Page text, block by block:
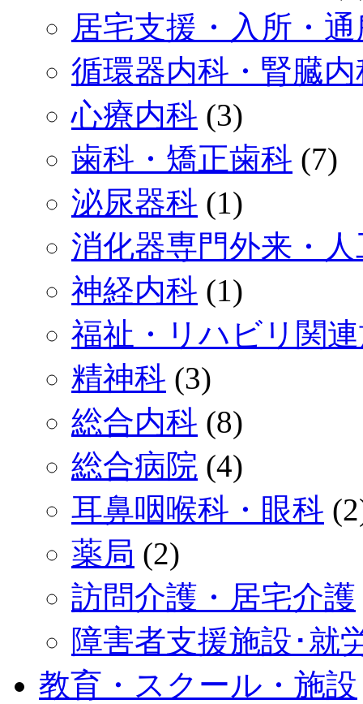
居宅支援・入所・
循環器内科・腎臓内
心療内科 (3)
歯科・矯正歯科 (7)
泌尿器科 (1)
消化器専門外来・
神経内科 (1)
福祉・リハビリ関
精神科 (3)
総合内科 (8)
総合病院 (4)
耳鼻咽喉科・眼科
薬局 (2)
訪問介護・居宅介護
障害者支援施設･就
教育・スクール・施設